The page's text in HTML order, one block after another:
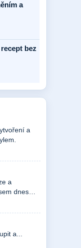
a
bez
a
a
dnes
a...